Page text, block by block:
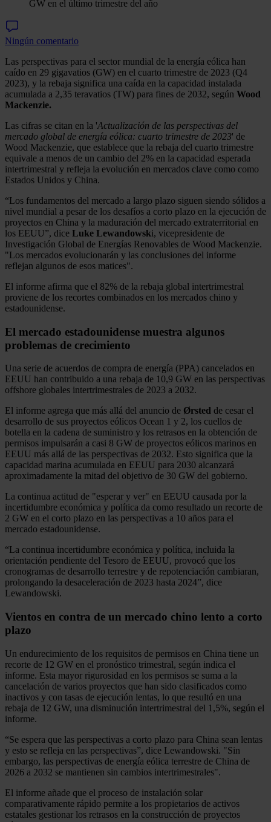
GW en el último trimestre del año
Ningún comentario
Las perspectivas para el sector mundial de la energía eólica han
caído en 29 gigavatios (GW) en el cuarto trimestre de 2023 (Q4
2023), y la rebaja significa una caída en la capacidad instalada
acumulada a 2,35 teravatios (TW) para fines de 2032, según Wood
Mackenzie.
Las cifras se citan en la 'Actualización de las perspectivas del
mercado global de energía eólica: cuarto trimestre de 2023' de
Wood Mackenzie, que establece que la rebaja del cuarto trimestre
equivale a menos de un cambio del 2% en la capacidad esperada
intertrimestral y refleja la evolución en mercados clave como como
Estados Unidos y China.
“Los fundamentos del mercado a largo plazo siguen siendo sólidos a
nivel mundial a pesar de los desafíos a corto plazo en la ejecución de
proyectos en China y la maduración del mercado extraterritorial en
los EEUU”, dice Luke Lewandowski, vicepresidente de
Investigación Global de Energías Renovables de Wood Mackenzie.
"Los mercados evolucionarán y las conclusiones del informe
reflejan algunos de esos matices".
El informe afirma que el 82% de la rebaja global intertrimestral
proviene de los recortes combinados en los mercados chino y
estadounidense.
El mercado estadounidense muestra algunos
problemas de crecimiento
Una serie de acuerdos de compra de energía (PPA) cancelados en
EEUU han contribuido a una rebaja de 10,9 GW en las perspectivas
offshore globales intertrimestrales de 2023 a 2032.
El informe agrega que más allá del anuncio de Ørsted de cesar el
desarrollo de sus proyectos eólicos Ocean 1 y 2, los cuellos de
botella en la cadena de suministro y los retrasos en la obtención de
permisos impulsarán a casi 8 GW de proyectos eólicos marinos en
EEUU más allá de las perspectivas de 2032. Esto significa que la
capacidad marina acumulada en EEUU para 2030 alcanzará
aproximadamente la mitad del objetivo de 30 GW del gobierno.
La continua actitud de "esperar y ver" en EEUU causada por la
incertidumbre económica y política da como resultado un recorte de
2 GW en el corto plazo en las perspectivas a 10 años para el
mercado estadounidense.
“La continua incertidumbre económica y política, incluida la
orientación pendiente del Tesoro de EEUU, provocó que los
cronogramas de desarrollo terrestre y de repotenciación cambiaran,
prolongando la desaceleración de 2023 hasta 2024”, dice
Lewandowski.
Vientos en contra de un mercado chino lento a corto
plazo
Un endurecimiento de los requisitos de permisos en China tiene un
recorte de 12 GW en el pronóstico trimestral, según indica el
informe. Esta mayor rigurosidad en los permisos se suma a la
cancelación de varios proyectos que han sido clasificados como
inactivos y con tasas de ejecución lentas, lo que resultó en una
rebaja de 12 GW, una disminución intertrimestral del 1,5%, según el
informe.
“Se espera que las perspectivas a corto plazo para China sean lentas
y esto se refleja en las perspectivas”, dice Lewandowski. "Sin
embargo, las perspectivas de energía eólica terrestre de China de
2026 a 2032 se mantienen sin cambios intertrimestrales".
El informe añade que el proceso de instalación solar
comparativamente rápido permite a los propietarios de activos
estatales gestionar los retrasos en la construcción de proyectos